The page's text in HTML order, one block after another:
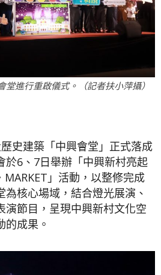
堂進行重啟儀式。（記者扶小萍攝）
史建築「中興會堂」正式落成
於6、7日舉辦「中興新村亮起
」活動，以整修完成
核心場域，結合燈光展演、
演節目，呈現中興新村文化空
的成果。